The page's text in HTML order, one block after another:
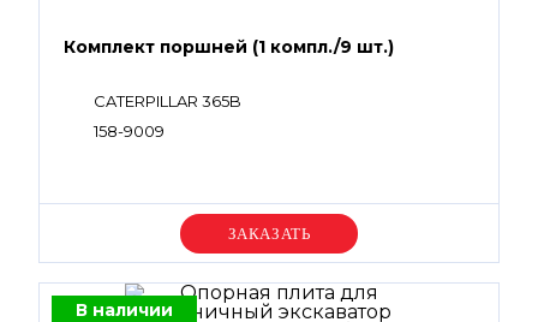
Комплект поршней (1 компл./9 шт.)
CATERPILLAR 365B
158-9009
Уточняйте цену
В наличии